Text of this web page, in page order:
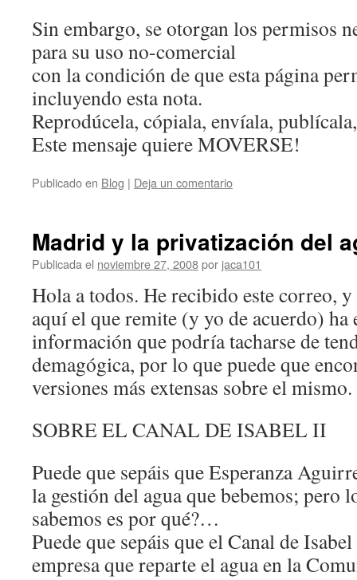
Sin embargo, se otorgan los permisos
para su uso no-comercial
con la condición de que esta página
incluyendo esta nota.
Reprodúcela, cópiala, enví­ala,
Este mensaje quiere MOVERSE!
Publicado en Blog | Deja un comentario
Madrid y la privatización del
Publicada el noviembre 27, 2008por jaca101
Hola a todos. He recibido este correo,
aquí­ el que remite (y yo de acuerdo)
información que podrí­a tacharse de
demagógica, por lo que puede que
versiones más extensas sobre el mismo.
SOBRE EL CANAL DE ISABEL II
Puede que sepáis que Esperanza
la gestión del agua que bebemos; pero
sabemos es por qué?…
Puede que sepáis que el Canal de
empresa que reparte el agua en la